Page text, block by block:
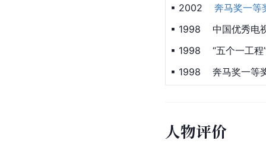
▪ 2002 奔马奖一等
▪ 1998    中国优秀电
▪ 1998    “五个一工
▪ 1998    奔马奖一
人物评价